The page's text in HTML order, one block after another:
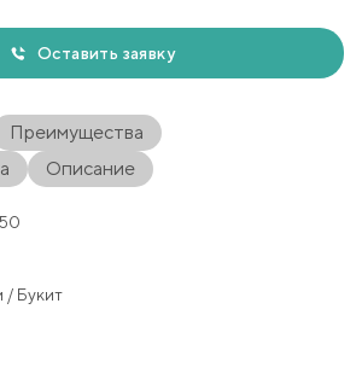
Оставить заявку
Преимущества
Описание
/ Букит